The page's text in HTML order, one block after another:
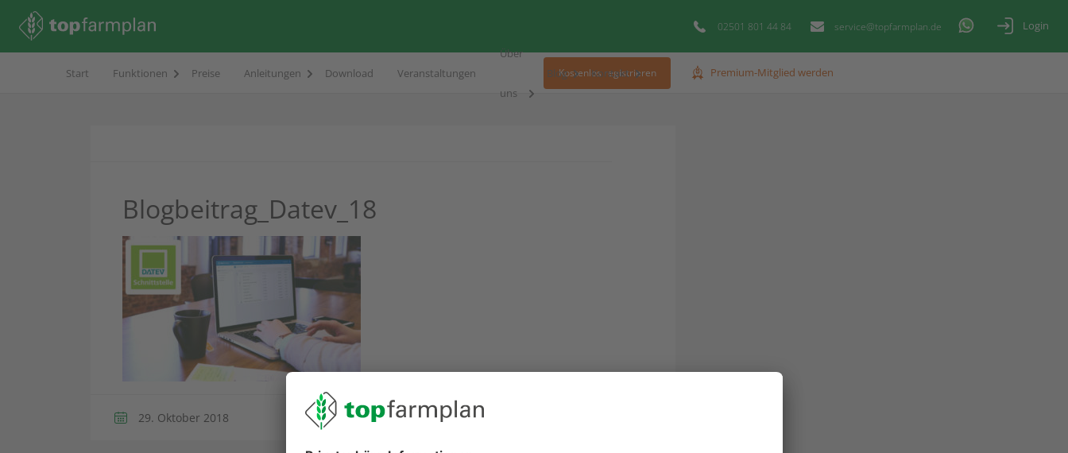
02501 801 44 84 service@topfarmplan.de Login
Start Funktionen Preise Anleitungen Download Veranstaltungen
Über
uns
Blog Kontakt
Kostenlos registrieren Premium-Mitglied werden
Blogbeitrag_Datev_18
29. Oktober 2018